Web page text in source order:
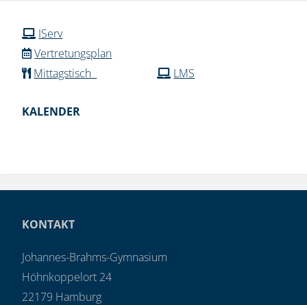
IServ
Vertretungsplan
Mittagstisch
LMS
KALENDER
KONTAKT
Johannes-Brahms-Gymnasium
Höhnkoppelort 24
22179 Hamburg